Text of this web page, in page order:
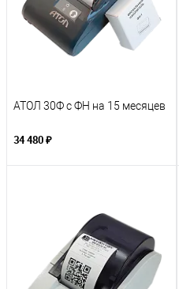
АТОЛ 30Ф с ФН на 15 месяцев
34 480 ₽